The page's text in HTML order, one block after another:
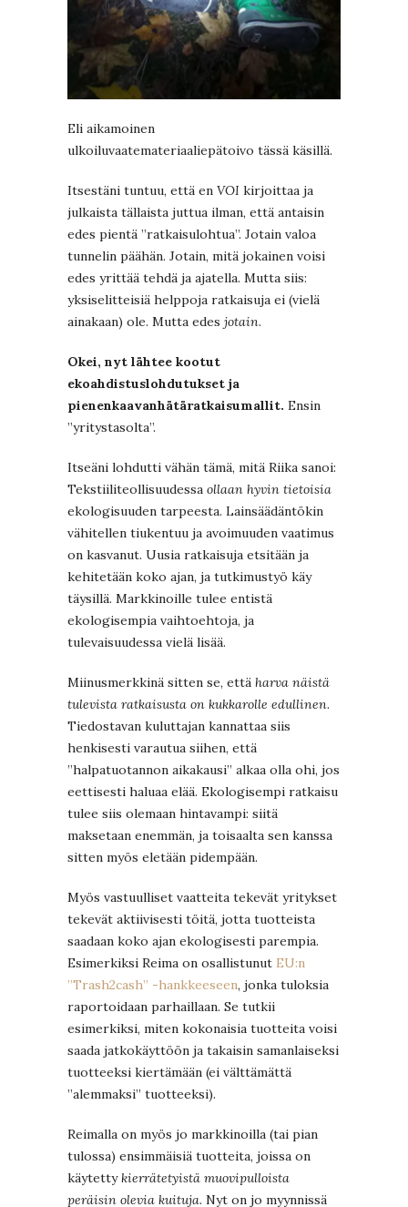
Eli aikamoinen
ulkoiluvaatemateriaaliepätoivo tässä käsillä.
Itsestäni tuntuu, että en VOI kirjoittaa ja
julkaista tällaista juttua ilman, että antaisin
edes pientä ”ratkaisulohtua”. Jotain valoa
tunnelin päähän. Jotain, mitä jokainen voisi
edes yrittää tehdä ja ajatella. Mutta siis:
yksiselitteisiä helppoja ratkaisuja ei (vielä
ainakaan) ole. Mutta edes jotain.
Okei, nyt lähtee kootut
ekoahdistuslohdutukset ja
pienenkaavanhätäratkaisumallit. Ensin
”yritystasolta”.
Itseäni lohdutti vähän tämä, mitä Riika sanoi:
Tekstiiliteollisuudessa ollaan hyvin tietoisia
ekologisuuden tarpeesta. Lainsäädäntökin
vähitellen tiukentuu ja avoimuuden vaatimus
on kasvanut. Uusia ratkaisuja etsitään ja
kehitetään koko ajan, ja tutkimustyö käy
täysillä. Markkinoille tulee entistä
ekologisempia vaihtoehtoja, ja
tulevaisuudessa vielä lisää.
Miinusmerkkinä sitten se, että harva näistä
tulevista ratkaisusta on kukkarolle edullinen.
Tiedostavan kuluttajan kannattaa siis
henkisesti varautua siihen, että
”halpatuotannon aikakausi” alkaa olla ohi, jos
eettisesti haluaa elää. Ekologisempi ratkaisu
tulee siis olemaan hintavampi: siitä
maksetaan enemmän, ja toisaalta sen kanssa
sitten myös eletään pidempään.
Myös vastuulliset vaatteita tekevät yritykset
tekevät aktiivisesti töitä, jotta tuotteista
saadaan koko ajan ekologisesti parempia.
Esimerkiksi Reima on osallistunut EU:n
”Trash2cash” -hankkeeseen, jonka tuloksia
raportoidaan parhaillaan. Se tutkii
esimerkiksi, miten kokonaisia tuotteita voisi
saada jatkokäyttöön ja takaisin samanlaiseksi
tuotteeksi kiertämään (ei välttämättä
”alemmaksi” tuotteeksi).
Reimalla on myös jo markkinoilla (tai pian
tulossa) ensimmäisiä tuotteita, joissa on
käytettykierrätetyistä muovipulloista
peräisin olevia kuituja. Nyt on jo myynnissä